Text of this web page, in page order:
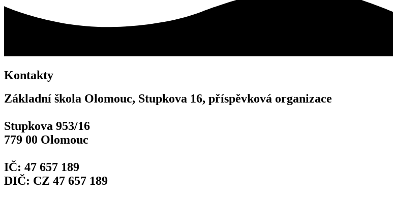
Kontakty
Základní škola Olomouc, Stupkova 16, příspěvková organizace
Stupkova 953/16
779 00 Olomouc
IČ: 47 657 189
DIČ: CZ 47 657 189